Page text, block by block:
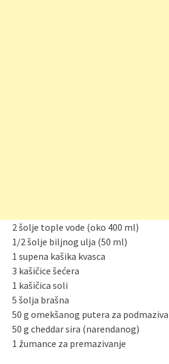
2 šolje tople vode (oko 400 ml)
1/2 šolje biljnog ulja (50 ml)
1 supena kašika kvasca
3 kašičice šećera
1 kašičica soli
5 šolja brašna
50 g omekšanog putera za
50 g cheddar sira (narendanog)
1 žumance za premazivanje